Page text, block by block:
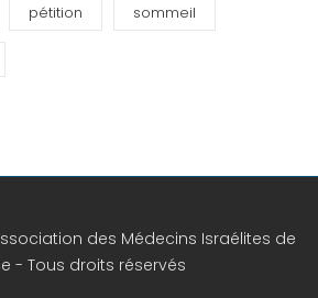
pétition sommeil
des Médecins Israélites de
- Tous droits réservés